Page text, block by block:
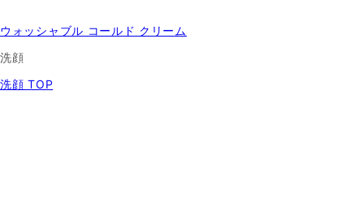
ウォッシャブル コールド クリーム
洗顔
洗顔 TOP